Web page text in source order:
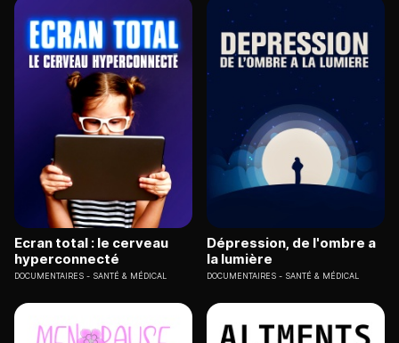
Ecran total : le cerveau
hyperconnecté
DOCUMENTAIRES SANTÉ & MÉDICAL
Dépression, de l'ombre a
la lumière
DOCUMENTAIRES SANTÉ & MÉDICAL